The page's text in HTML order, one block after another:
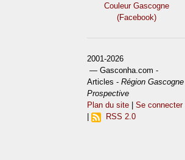
Couleur Gascogne
(Facebook)
2001-2026
— Gasconha.com -
Articles -Région Gascogne
Prospective
Plan du site |Se connecter
|
RSS 2.0